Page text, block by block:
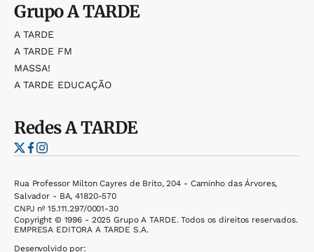
GrupoA TARDE
A TARDE
A TARDE FM
MASSA!
A TARDE EDUCAÇÃO
RedesA TARDE
Rua Professor Milton Cayres de Brito, 204 - Caminho das Árvores,
Salvador - BA, 41820-570
CNPJ nº 15.111.297/0001-30
Copyright © 1996 - 2025 Grupo A TARDE. Todos os direitos reservados.
EMPRESA EDITORA A TARDE S.A.
Desenvolvido por: